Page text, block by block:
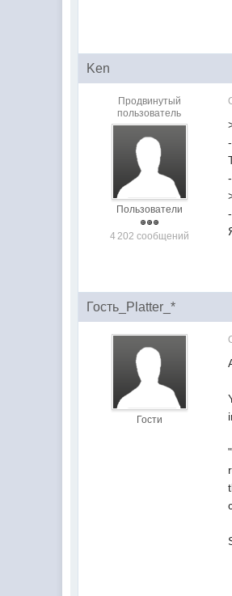
Ken
Продвинутый
пользователь
Пользователи
4 202 сообщений
-
-
-
Гость_Platter_*
Гости